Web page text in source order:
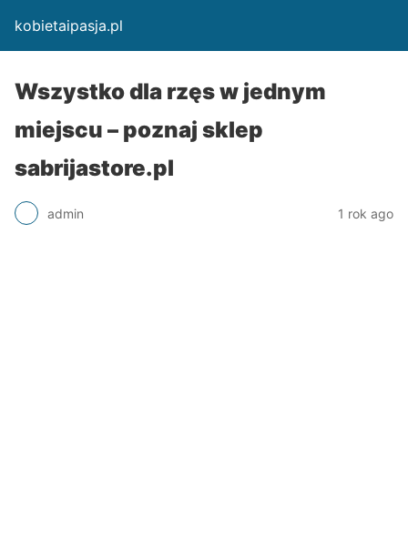
kobietaipasja.pl
Wszystko dla rzęs w jednym
miejscu – poznaj sklep
sabrijastore.pl
admin 1 rok ago